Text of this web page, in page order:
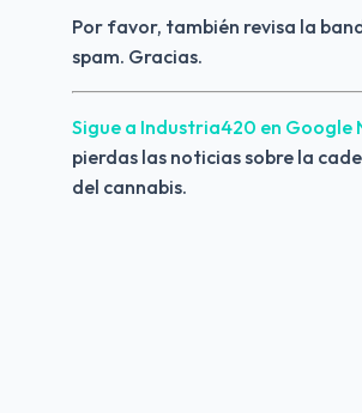
Por favor, también revisa la
spam. Gracias.
Sigue a Industria420 en Google
pierdas las noticias sobre la
del cannabis.